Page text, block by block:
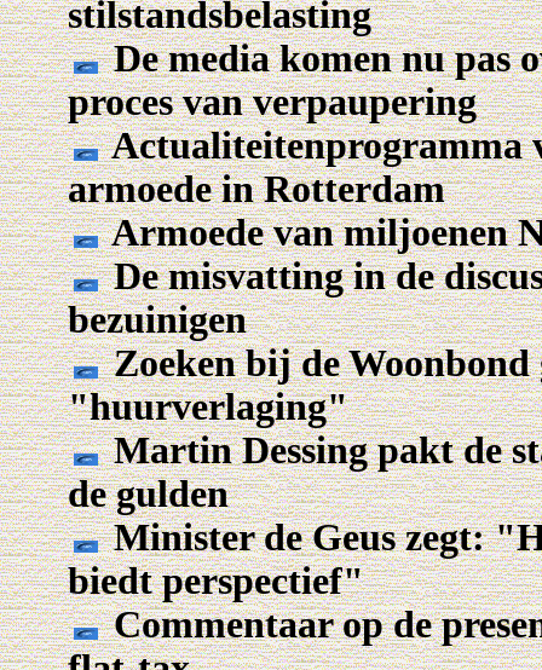
stilstandsbelasting
De media komen nu pas
proces van verpaupering
Actualiteitenprogramma
armoede in Rotterdam
Armoede van miljoenen
De misvatting in de
bezuinigen
Zoeken bij de Woonbond
"huurverlaging"
Martin Dessing pakt de
de gulden
Minister de Geus zegt:
biedt perspectief"
Commentaar op de